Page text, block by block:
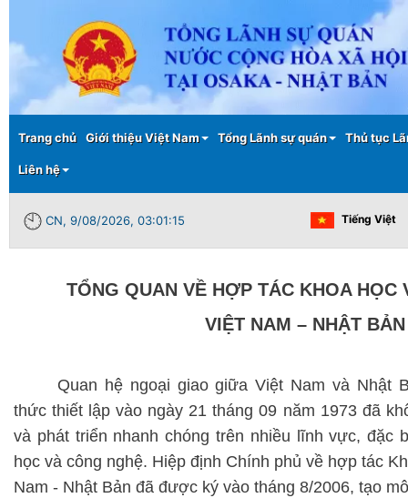
Main menu
Trang chủ Giới thiệu Việt Nam Tổng Lãnh sự quán Thủ tục
Liên hệ
CN, 9/08/2026, 03:01:16 Tiếng Việt
TỔNG QUAN VỀ HỢP TÁC KHOA HỌC
VIỆT NAM – NHẬT BẢN
Quan hệ ngoại giao giữa Việt Nam và Nhật
thức thiết lập vào ngày 21 tháng 09 năm 1973 đã
và phát triển nhanh chóng trên nhiều lĩnh vực, đặc
học và công nghệ. Hiệp định Chính phủ về hợp tác
Nam - Nhật Bản đã được ký vào tháng 8/2006, tạo